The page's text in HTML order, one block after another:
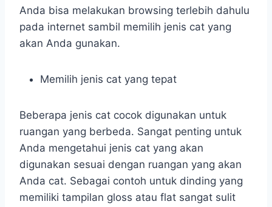
Anda bisa melakukan browsing terlebih dahulu
pada internet sambil memilih jenis cat yang
akan Anda gunakan.
Memilih jenis cat yang tepat
Beberapa jenis cat cocok digunakan untuk
ruangan yang berbeda. Sangat penting untuk
Anda mengetahui jenis cat yang akan
digunakan sesuai dengan ruangan yang akan
Anda cat. Sebagai contoh untuk dinding yang
memiliki tampilan gloss atau flat sangat sulit